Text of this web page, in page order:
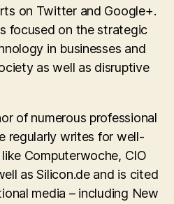
on Twitter and Google+.
focused on the strategic
in businesses and
as well as disruptive
of numerous professional
regularly writes for well-
Computerwoche, CIO
as Silicon.de and is cited
media – including New